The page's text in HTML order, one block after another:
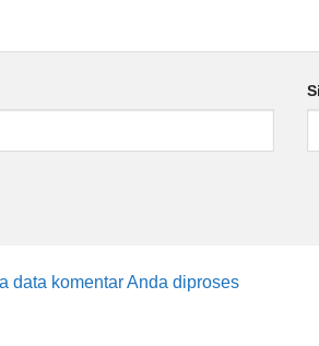
data komentar Anda diproses